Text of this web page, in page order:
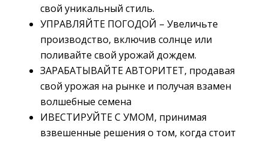
свой уникальный стиль.
УПРАВЛЯЙТЕ ПОГОДОЙ – Увеличьте
производство, включив солнце или
поливайте свой урожай дождем.
ЗАРАБАТЫВАЙТЕ АВТОРИТЕТ, продавая
свой урожая на рынке и получая взамен
волшебные семена
ИВЕСТИРУЙТЕ С УМОМ, принимая
взвешенные решения о том, когда стоит